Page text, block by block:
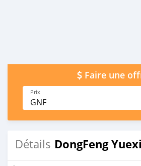
Faire une
Prix
GNF
Détails DongFeng